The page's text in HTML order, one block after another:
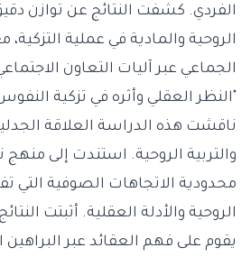
الفردي. كشفت النتائج عن توازن
الروحية والمادية في عملية التزكية،
الجماعي عبر آليات التعاون
ناقشت هذه الدراسة العلاقة
والتربية الروحية. استندت إلى
محدودية الاتجاهات الصوفية التي
الروحية والأدلة العقلية. أثبتت
يقوم على فهم العقائد عبر البراهين